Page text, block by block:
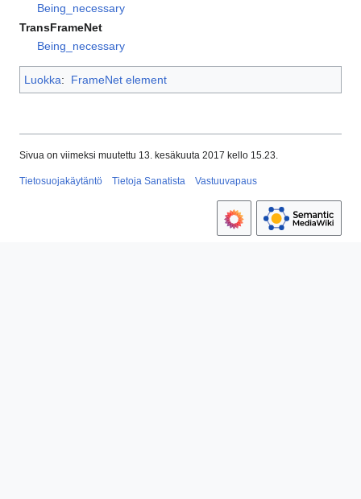
Being_necessary
TransFrameNet
Being_necessary
Luokka: FrameNet element
Sivua on viimeksi muutettu 13. kesäkuuta 2017 kello 15.23.
Tietosuojakäytäntö Tietoja Sanatista Vastuuvapaus